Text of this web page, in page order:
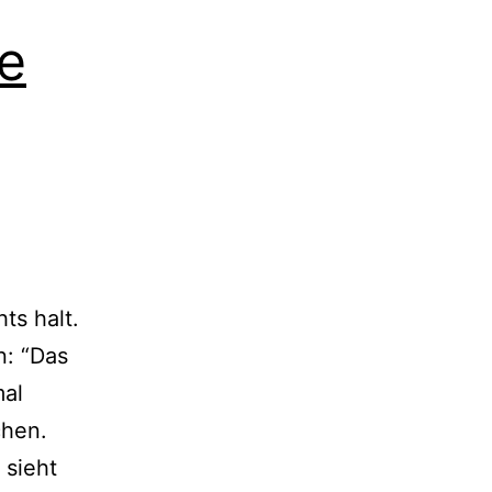
halt.
“Das
sieht